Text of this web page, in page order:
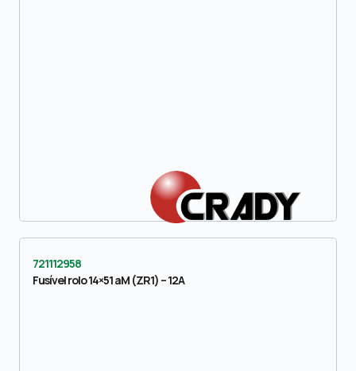
721112958
Fusível rolo 14×51 aM (ZR1) – 12A